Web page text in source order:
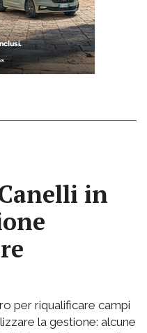
in
per riqualificare campi
la gestione: alcune